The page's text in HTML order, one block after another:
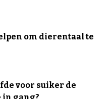
om dierentaal te
voor suiker de